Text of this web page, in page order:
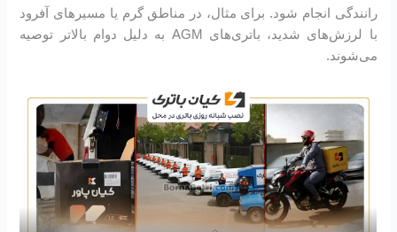
رانندگی انجام شود. برای مثال، در مناطق گرم یا مسیرهای آفرود
با لرزش‌های شدید، باتری‌های AGM به دلیل دوام بالاتر توصیه
می‌شوند.